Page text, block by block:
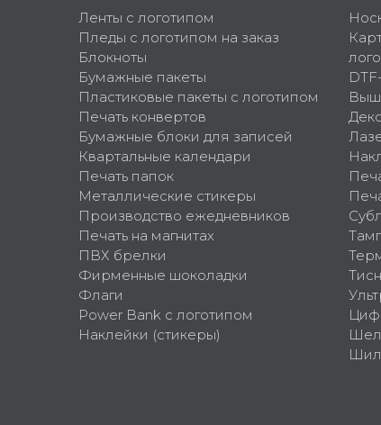
Ленты с логотипом
Пледы с логотипом на заказ
Блокноты
Бумажные пакеты
Пластиковые пакеты с логотипом
Печать конвертов
Бумажные блоки для записей
Квартальные календари
Печать папок
Металлические стикеры
Производство ежедневников
Печать на магнитах
ПВХ брелки
Фирменные шоколадки
Флаги
Power Bank с логотипом
Наклейки (стикеры)